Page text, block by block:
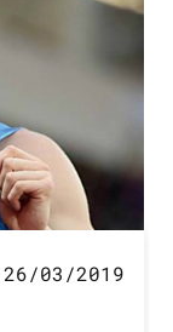
26/03/2019